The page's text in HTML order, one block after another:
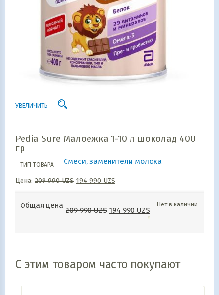
УВЕЛИЧИТЬ
Pedia Sure Малоежка 1-10 л шоколад 400
гр
ТИП ТОВАРА Смеси, заменители молока
Цена: 209 990UZS 194 990 UZS
Общая цена
209 990UZS 194 990 UZS
Нет в наличии
С этим товаром часто покупают